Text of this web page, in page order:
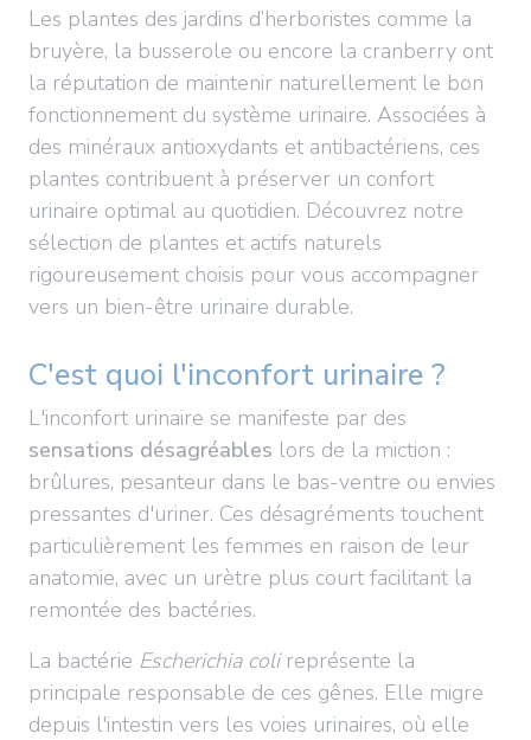
Les plantes des jardins d’herboristes comme la
bruyère, la busserole ou encore la cranberry ont
la réputation de maintenir naturellement le bon
fonctionnement du système urinaire. Associées à
des minéraux antioxydants et antibactériens, ces
plantes contribuent à préserver un confort
urinaire optimal au quotidien. Découvrez notre
sélection de plantes et actifs naturels
rigoureusement choisis pour vous accompagner
vers un bien-être urinaire durable.
C'est quoi l'inconfort urinaire ?
L'inconfort urinaire se manifeste par des
sensations désagréables lors de la miction :
brûlures, pesanteur dans le bas-ventre ou envies
pressantes d'uriner. Ces désagréments touchent
particulièrement les femmes en raison de leur
anatomie, avec un urètre plus court facilitant la
remontée des bactéries.
La bactérie Escherichia colireprésente la
principale responsable de ces gênes. Elle migre
depuis l'intestin vers les voies urinaires, où elle